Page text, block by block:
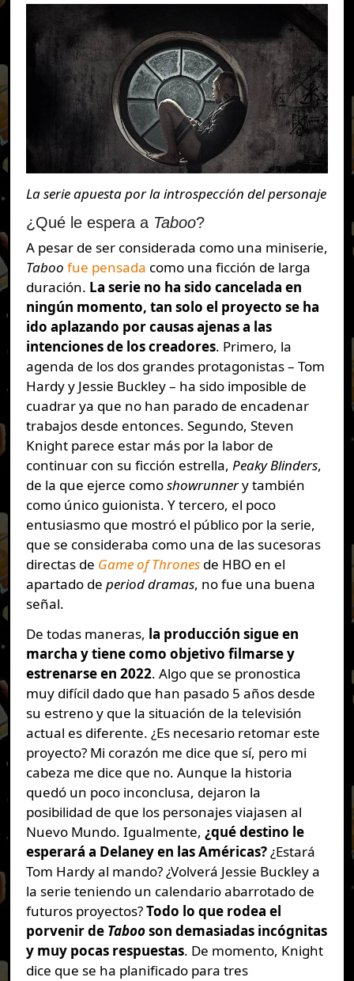
La serie apuesta por la introspección del personaje
¿Qué le espera a Taboo?
A pesar de ser considerada como una miniserie,
Taboo fue pensada como una ficción de larga
duración. La serie no ha sido cancelada en
ningún momento, tan solo el proyecto se ha
ido aplazando por causas ajenas a las
intenciones de los creadores. Primero, la
agenda de los dos grandes protagonistas – Tom
Hardy y Jessie Buckley – ha sido imposible de
cuadrar ya que no han parado de encadenar
trabajos desde entonces. Segundo, Steven
Knight parece estar más por la labor de
continuar con su ficción estrella, Peaky Blinders,
de la que ejerce comoshowrunnery también
como único guionista. Y tercero, el poco
entusiasmo que mostró el público por la serie,
que se consideraba como una de las sucesoras
directas de Game of Thronesde HBO en el
apartado de period dramas, no fue una buena
señal.
De todas maneras, la producción sigue en
marcha y tiene como objetivo filmarse y
estrenarse en 2022. Algo que se pronostica
muy difícil dado que han pasado 5 años desde
su estreno y que la situación de la televisión
actual es diferente. ¿Es necesario retomar este
proyecto? Mi corazón me dice que sí, pero mi
cabeza me dice que no. Aunque la historia
quedó un poco inconclusa, dejaron la
posibilidad de que los personajes viajasen al
Nuevo Mundo. Igualmente, ¿qué destino le
esperará a Delaney en las Américas?¿Estará
Tom Hardy al mando? ¿Volverá Jessie Buckley a
la serie teniendo un calendario abarrotado de
futuros proyectos?Todo lo que rodea el
porvenir de Tabooson demasiadas incógnitas
y muy pocas respuestas. De momento, Knight
dice que se ha planificado para tres